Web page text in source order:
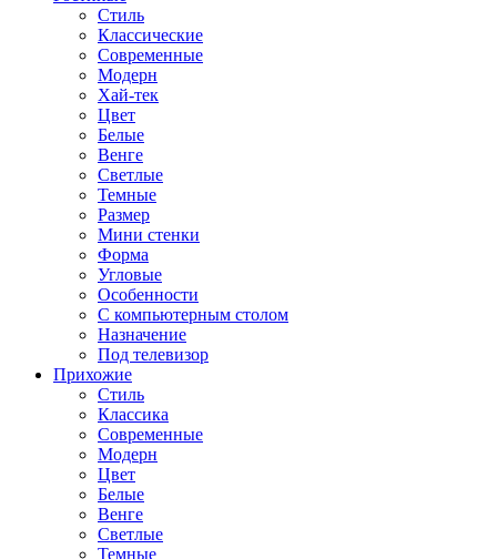
Стиль
Классические
Современные
Модерн
Хай-тек
Цвет
Белые
Венге
Светлые
Темные
Размер
Мини стенки
Форма
Угловые
Особенности
С компьютерным столом
Назначение
Под телевизор
Прихожие
Стиль
Классика
Современные
Модерн
Цвет
Белые
Венге
Светлые
Темные